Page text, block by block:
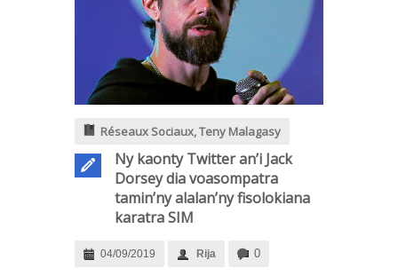
Réseaux Sociaux,Teny Malagasy
Ny kaonty Twitter an’i Jack
Dorsey dia voasompatra
tamin’ny alalan’ny fisolokiana
karatra SIM
04/09/2019 Rija 0